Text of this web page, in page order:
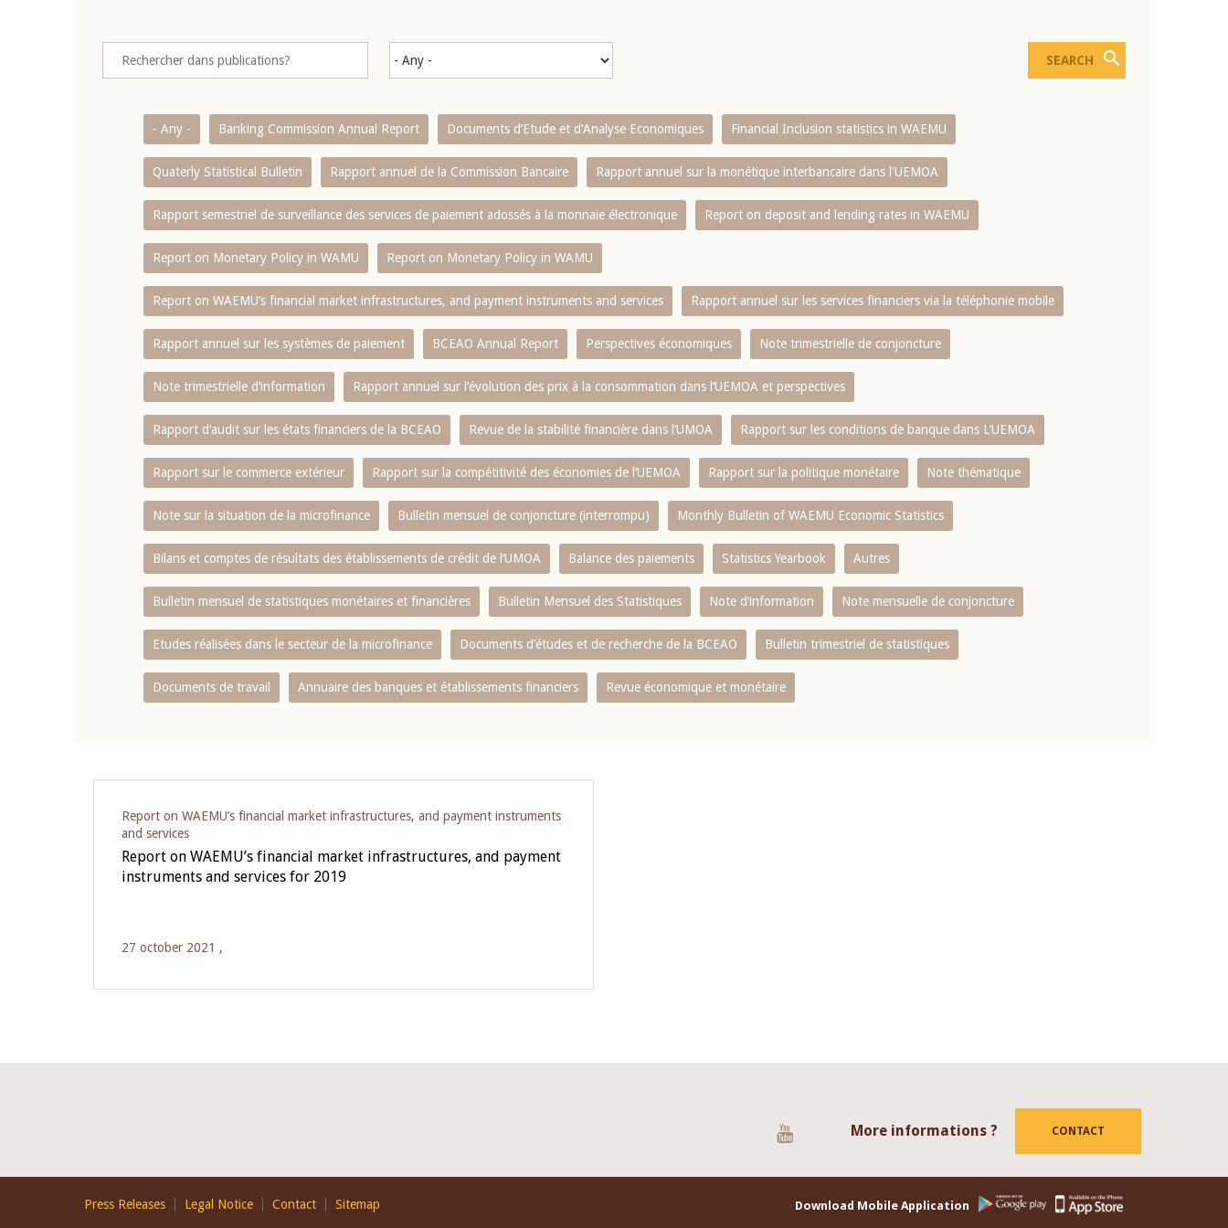
- Any - Banking Commission Annual Report Documents d’Etude et d’Analyse Economiques Financial Inclusion statistics in WAEMU
Quaterly Statistical Bulletin Rapport annuel de la Commission Bancaire Rapport annuel sur la monétique interbancaire dans l'UEMOA
Rapport semestriel de surveillance des services de paiement adossés à la monnaie électronique Report on deposit and lending rates in WAEMU
Report on Monetary Policy in WAMU Report on Monetary Policy in WAMU
Report on WAEMU’s financial market infrastructures, and payment instruments and services Rapport annuel sur les services financiers via la téléphonie mobile
Rapport annuel sur les systèmes de paiement BCEAO Annual Report Perspectives économiques Note trimestrielle de conjoncture
Note trimestrielle d‘information Rapport annuel sur l‘évolution des prix à la consommation dans l‘UEMOA et perspectives
Rapport d‘audit sur les états financiers de la BCEAO Revue de la stabilité financière dans l‘UMOA Rapport sur les conditions de banque dans L‘UEMOA
Rapport sur le commerce extérieur Rapport sur la compétitivité des économies de l‘UEMOA Rapport sur la politique monétaire Note thématique
Note sur la situation de la microfinance Bulletin mensuel de conjoncture (interrompu) Monthly Bulletin of WAEMU Economic Statistics
Bilans et comptes de résultats des établissements de crédit de l‘UMOA Balance des paiements Statistics Yearbook Autres
Bulletin mensuel de statistiques monétaires et financières Bulletin Mensuel des Statistiques Note d’information Note mensuelle de conjoncture
Etudes réalisées dans le secteur de la microfinance Documents d’études et de recherche de la BCEAO Bulletin trimestriel de statistiques
Documents de travail Annuaire des banques et établissements financiers Revue économique et monétaire
Report on WAEMU’s financial market infrastructures, and payment instruments
and services
Report on WAEMU’s financial market infrastructures, and payment
instruments and services for 2019
27 october 2021 ,
More informations ? CONTACT
Download Mobile Application
Footer
EN
Press Releases Legal Notice Contact Sitemap